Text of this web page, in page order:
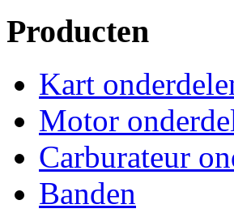
Producten
Kart
Motor
Carburateur
Banden